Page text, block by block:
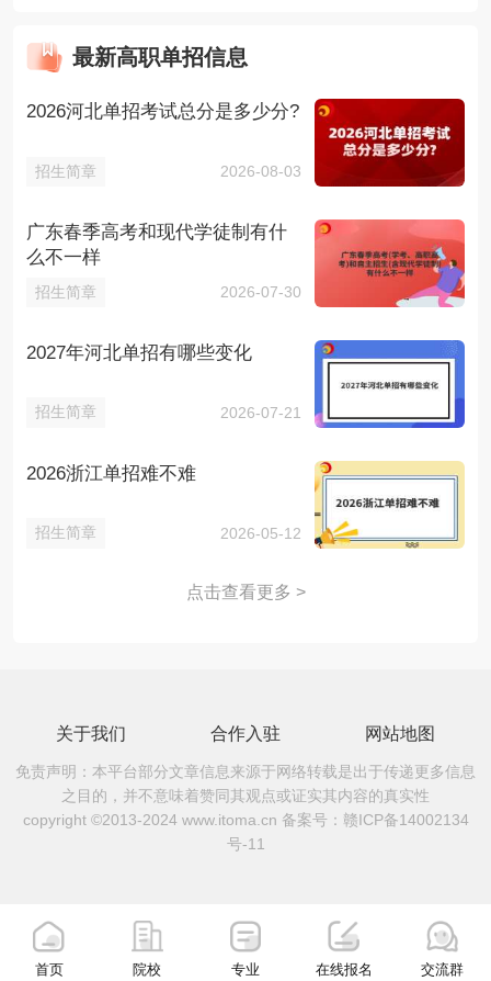
最新高职单招信息
2026河北单招考试总分是多少分?
招生简章 2026-08-03
广东春季高考和现代学徒制有什
么不一样
招生简章 2026-07-30
2027年河北单招有哪些变化
招生简章 2026-07-21
2026浙江单招难不难
招生简章 2026-05-12
点击查看更多 >
关于我们 合作入驻 网站地图
免责声明：本平台部分文章信息来源于网络转载是出于传递更多信息
之目的，并不意味着赞同其观点或证实其内容的真实性
copyright ©2013-2024 www.itoma.cn 备案号： 赣ICP备14002134
号-11
首页 院校 专业 在线报名 交流群